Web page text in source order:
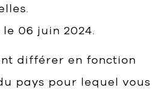
06 juin 2024.
différer en fonction
pays pour lequel vous